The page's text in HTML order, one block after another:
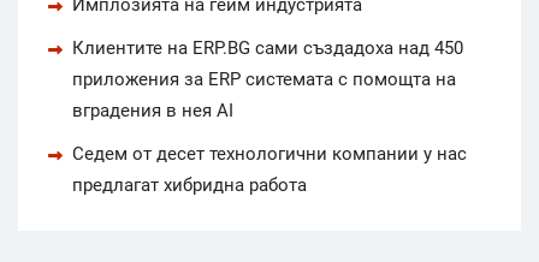
Имплозията на гейм индустрията
Клиентите на ERP.BG сами създадоха над 450
приложения за ERP системата с помощта на
вградения в нея AI
Седем от десет технологични компании у нас
предлагат хибридна работа